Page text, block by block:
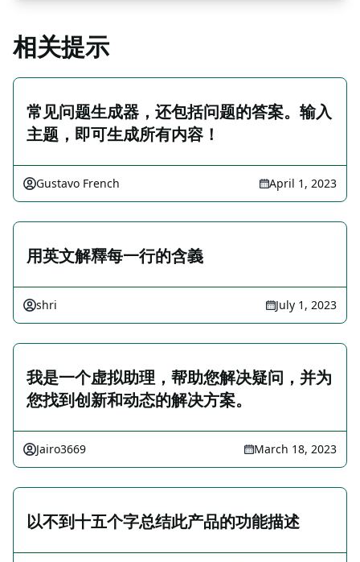
相关提示
常见问题生成器，还包括问题的答案。输入
主题，即可生成所有内容！
Gustavo French April 1, 2023
用英文解釋每一行的含義
shri July 1, 2023
我是一个虚拟助理，帮助您解决疑问，并为
您找到创新和动态的解决方案。
Jairo3669 March 18, 2023
以不到十五个字总结此产品的功能描述